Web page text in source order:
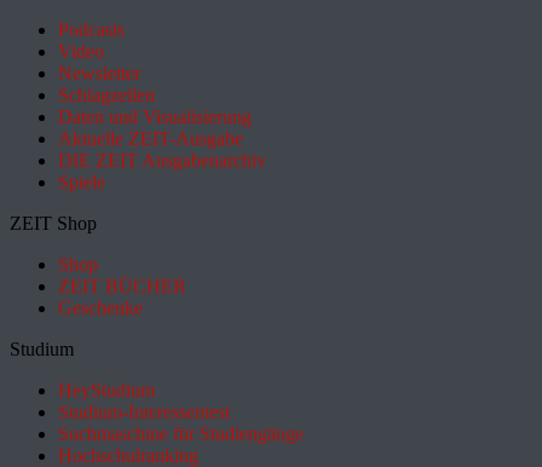
Podcasts
Video
Newsletter
Schlagzeilen
Daten und Visualisierung
Aktuelle ZEIT-Ausgabe
DIE ZEIT Ausgabenarchiv
Spiele
ZEIT Shop
Shop
ZEIT BÜCHER
Geschenke
Studium
HeyStudium
Studium-Interessentest
Suchmaschine für Studiengänge
Hochschulranking